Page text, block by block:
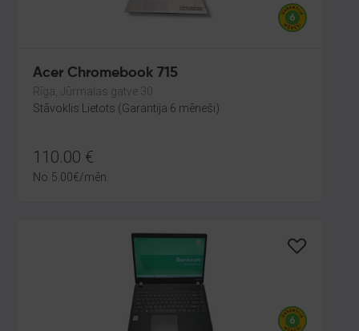
Acer Chromebook 715
Rīga, Jūrmalas gatve 30
Stāvoklis Lietots (Garantija 6 mēneši)
110.00 €
No 5.00€/mēn.